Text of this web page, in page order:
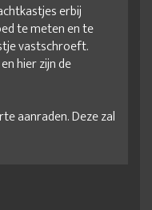
erbij
te meten en te
vastschroeft.
hier zijn de
aanraden. Deze zal